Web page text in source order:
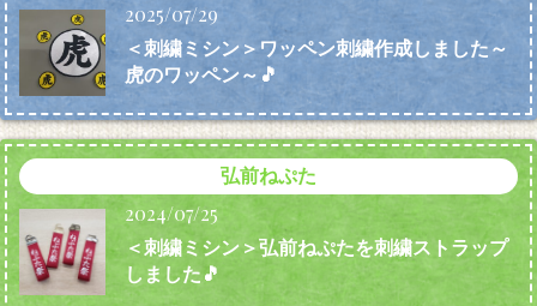
2025/07/29
＜刺繍ミシン＞ワッペン刺繍作成しました～
虎のワッペン～🎵
弘前ねぷた
2024/07/25
＜刺繍ミシン＞弘前ねぷたを刺繍ストラップ
しました🎵